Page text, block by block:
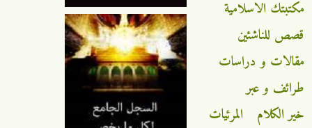
مكتبتك الاسلامية
قصص للناشئين
مقالات و دراسات
طرائف و عبر
خير الكلام
المرئيات